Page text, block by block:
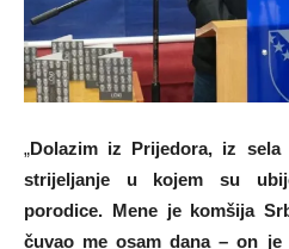
„Dolazim iz Prijedora, iz
strijeljanje u kojem su
porodice. Mene je komšija
čuvao me osam dana – on